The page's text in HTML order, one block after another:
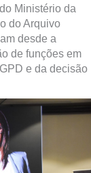
Ministério da
do Arquivo
desde a
de funções em
e da decisão